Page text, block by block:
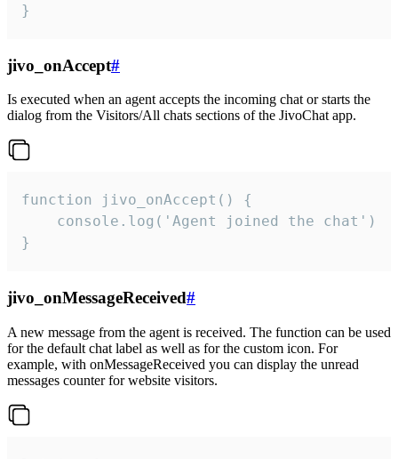
}
jivo_onAccept#
Is executed when an agent accepts the incoming chat or starts the
dialog from the Visitors/All chats sections of the JivoChat app.
function jivo_onAccept() {
}
jivo_onMessageReceived#
A new message from the agent is received. The function can be used
for the default chat label as well as for the custom icon. For
example, with onMessageReceived you can display the unread
messages counter for website visitors.